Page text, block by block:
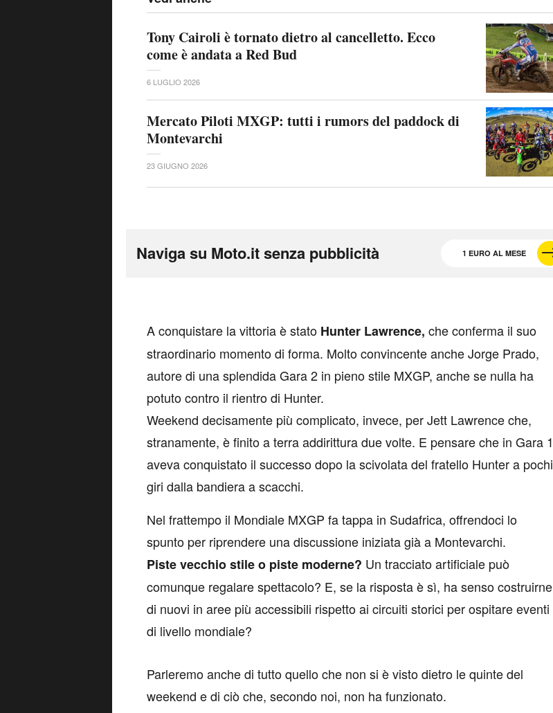
Tony Cairoli è tornato dietro al cancelletto. Ecco
come è andata a Red Bud
6 LUGLIO 2026
Mercato Piloti MXGP: tutti i rumors del paddock di
Montevarchi
23 GIUGNO 2026
Naviga su Moto.it senza pubblicità 1 EURO AL MESE
Aconquistare la vittoria è stato Hunter Lawrence, che conferma il suo
straordinario momento di forma. Molto convincente anche Jorge Prado,
autore di una splendida Gara 2 in pieno stile MXGP, anche se nulla ha
potuto contro il rientro di Hunter.
Weekend decisamente più complicato, invece, per Jett Lawrence che,
stranamente, è finito a terra addirittura due volte. E pensare che in Gara 1
aveva conquistato il successo dopo la scivolata del fratello Hunter a pochi
giri dalla bandiera a scacchi.
Nel frattempo il Mondiale MXGP fa tappa in Sudafrica, offrendoci lo
spunto per riprendere una discussione iniziata già a Montevarchi.
Piste vecchio stile o piste moderne? Un tracciato artificiale può
comunque regalare spettacolo? E, se la risposta è sì, ha senso costruirne
di nuovi in aree più accessibili rispetto ai circuiti storici per ospitare eventi
di livello mondiale?
Parleremo anche di tutto quello che non si è visto dietro le quinte del
weekend e di ciò che, secondo noi, non ha funzionato.